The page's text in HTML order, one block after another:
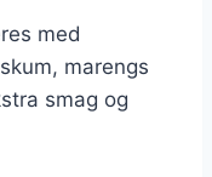
med
marengs
smag og